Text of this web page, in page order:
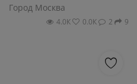
Город Москва
4.0К 0.0К 2 9